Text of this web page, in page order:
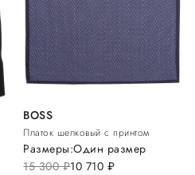
BOSS
Платок шелковый с принтом
15 300руб.10 710 руб.
Размеры:Один размер